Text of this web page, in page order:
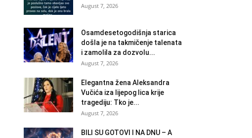
August 7, 2026
Osamdesetogodišnja starica
došla je na takmičenje talenata
i zamolila za dozvolu...
August 7, 2026
Elegantna žena Aleksandra
Vučića iza lijepog lica krije
tragediju: Tko je...
August 7, 2026
BILI SU GOTOVI I NA DNU – A